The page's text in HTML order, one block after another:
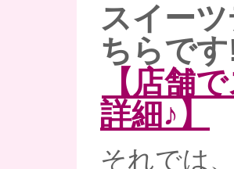
スイー
ちらで
【店舗
詳細♪】
それでは